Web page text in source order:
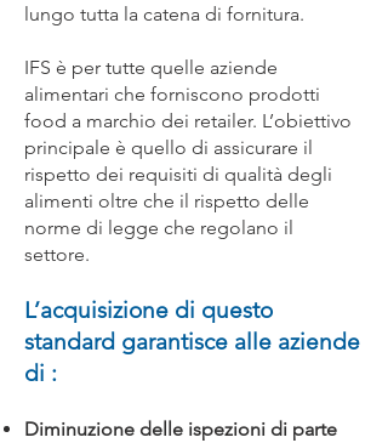
lungo tutta la catena di fornitura.
IFS è per tutte quelle aziende
alimentari che forniscono prodotti
food a marchio dei retailer. L’obiettivo
principale è quello di assicurare il
rispetto dei requisiti di qualità degli
alimenti oltre che il rispetto delle
norme di legge che regolano il
settore.
L’acquisizione di questo
standard garantisce alle aziende
di :
Diminuzione delle ispezioni di parte